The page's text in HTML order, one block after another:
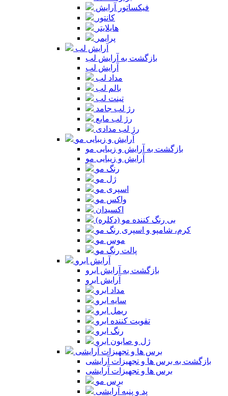
فیکساتور آرایش
کانتور
هایلایتر
پرایمر
آرایش لب
بازگشت به آرایش لب
آرایش لب
مداد لب
بالم لب
تینت لب
رژ لب جامد
رژ لب مایع
رژ لب مدادی
آرایش و زیبایی مو
بازگشت به آرایش و زیبایی مو
آرایش و زیبایی مو
رنگ مو
ژل مو
اسپری مو
واکس مو
اکسیدان
بی رنگ کننده مو (دکلره)
کرم، شامپو و اسپری رنگ مو
موس مو
پالت رنگ مو
آرایش ابرو
بازگشت به آرایش ابرو
آرایش ابرو
مداد ابرو
سایه ابرو
ریمل ابرو
تقویت کننده ابرو
رنگ ابرو
ژل و صابون ابرو
برس ها و تجهیزات آرایشی
بازگشت به برس ها و تجهیزات آرایشی
برس ها و تجهیزات آرایشی
برس مو
پد و پنبه آرایشی